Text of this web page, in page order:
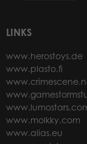
LINKS
www.herostoys.de
www.plasto.fi
www.molkky.com
www.alias.eu